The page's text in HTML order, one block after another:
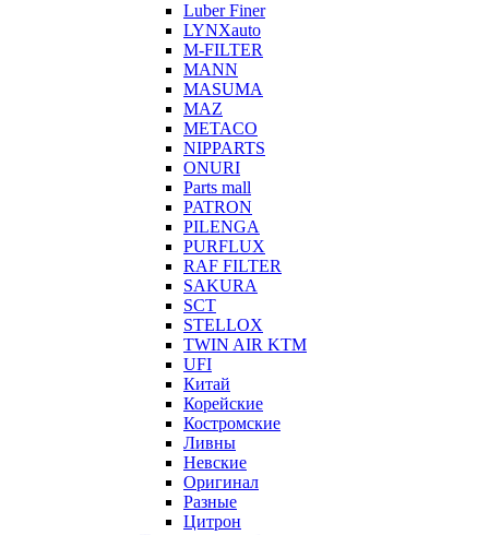
Luber Finer
LYNXauto
M-FILTER
MANN
MASUMA
MAZ
METACO
NIPPARTS
ONURI
Parts mall
PATRON
PILENGA
PURFLUX
RAF FILTER
SAKURA
SCT
STELLOX
TWIN AIR KTM
UFI
Китай
Корейские
Костромские
Ливны
Невские
Оригинал
Разные
Цитрон